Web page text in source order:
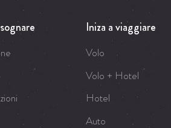
Iniza a viaggiare
Volo
Volo + Hotel
Hotel
Auto